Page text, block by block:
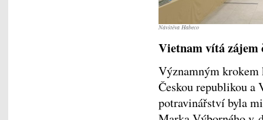
Návštěva Habeco
Vietnam vítá zájem
Významným
Českou republikou a
potravinářství byla